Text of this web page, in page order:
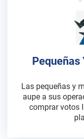
Pequeñas
Las pequeñas y
aupe a sus
comprar votos